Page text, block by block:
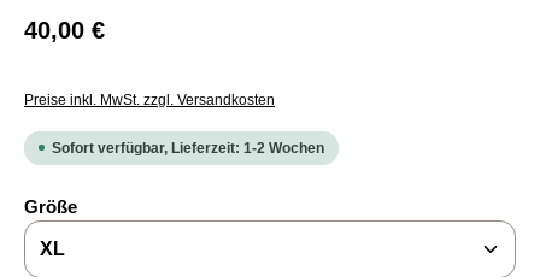
Regulärer Preis:
40,00 €
Preise inkl. MwSt. zzgl. Versandkosten
Sofort verfügbar, Lieferzeit: 1-2 Wochen
Größeauswählen